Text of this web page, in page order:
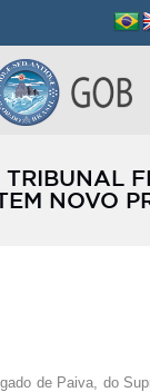
TRIBUNAL
NOVO
de Paiva, do